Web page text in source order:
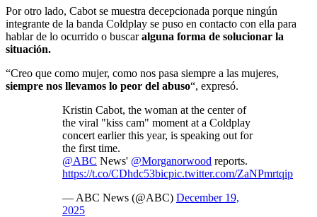
Por otro lado, Cabot se muestra decepcionada porque ningún
integrante de la banda Coldplay se puso en contacto con ella para
hablar de lo ocurrido o buscaralguna forma de solucionar la
situación.
“Creo que como mujer, como nos pasa siempre a las mujeres,
siempre nos llevamos lo peor del abuso“, expresó.
Kristin Cabot, the woman at the center of
the viral "kiss cam" moment at a Coldplay
concert earlier this year, is speaking out for
the first time.
@ABC News' @Morganorwood reports.
https://t.co/CDhdc53bicpic.twitter.com/ZaNPmrtqip
— ABC News (@ABC) December 19,
2025